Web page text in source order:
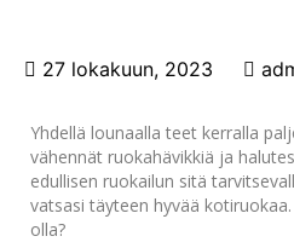
27 lokakuun, 2023
Yhdellä lounaalla teet kerralla
vähennät ruokahävikkiä ja
edullisen ruokailun sitä
vatsasi täyteen hyvää
olla?